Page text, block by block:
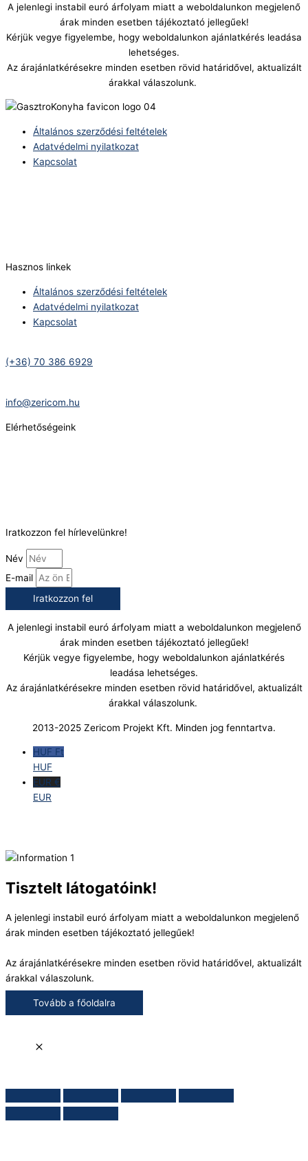
A jelenlegi instabil euró árfolyam miatt a weboldalunkon megjelenő
árak minden esetben tájékoztató jellegűek!
Kérjük vegye figyelembe, hogy weboldalunkon ajánlatkérés leadása
lehetséges.
Az árajánlatkérésekre minden esetben rövid határidővel, aktualizált
árakkal válaszolunk.
Általános szerződési feltételek
Adatvédelmi nyilatkozat
Kapcsolat
Hasznos linkek
Általános szerződési feltételek
Adatvédelmi nyilatkozat
Kapcsolat
(+36) 70 386 6929
info@zericom.hu
Elérhetőségeink
Iratkozzon fel hírlevelünkre!
Név
E-mail
Iratkozzon fel
A jelenlegi instabil euró árfolyam miatt a weboldalunkon megjelenő
árak minden esetben tájékoztató jellegűek!
Kérjük vegye figyelembe, hogy weboldalunkon ajánlatkérés
leadása lehetséges.
Az árajánlatkérésekre minden esetben rövid határidővel, aktualizált
árakkal válaszolunk.
2013-2025 Zericom Projekt Kft. Minden jog fenntartva.
HUF Ft
HUF
EUR €
EUR
Tisztelt látogatóink!
A jelenlegi instabil euró árfolyam miatt a weboldalunkon megjelenő
árak minden esetben tájékoztató jellegűek!
Az árajánlatkérésekre minden esetben rövid határidővel, aktualizált
árakkal válaszolunk.
Tovább a főoldalra